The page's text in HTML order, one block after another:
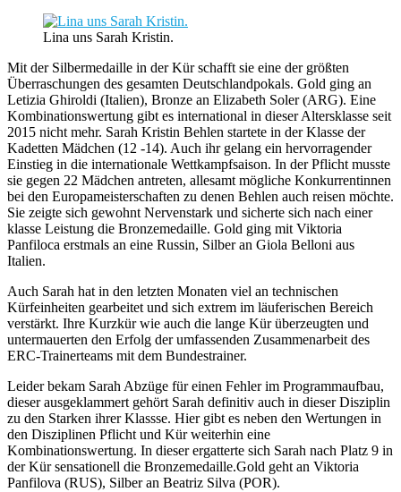
Lina uns Sarah Kristin.
Mit der Silbermedaille in der Kür schafft sie eine der größten
Überraschungen des gesamten Deutschlandpokals. Gold ging an
Letizia Ghiroldi (Italien), Bronze an Elizabeth Soler (ARG). Eine
Kombinationswertung gibt es international in dieser Altersklasse seit
2015 nicht mehr. Sarah Kristin Behlen startete in der Klasse der
Kadetten Mädchen (12 -14). Auch ihr gelang ein hervorragender
Einstieg in die internationale Wettkampfsaison. In der Pflicht musste
sie gegen 22 Mädchen antreten, allesamt mögliche Konkurrentinnen
bei den Europameisterschaften zu denen Behlen auch reisen möchte.
Sie zeigte sich gewohnt Nervenstark und sicherte sich nach einer
klasse Leistung die Bronzemedaille. Gold ging mit Viktoria
Panfiloca erstmals an eine Russin, Silber an Giola Belloni aus
Italien.
Auch Sarah hat in den letzten Monaten viel an technischen
Kürfeinheiten gearbeitet und sich extrem im läuferischen Bereich
verstärkt. Ihre Kurzkür wie auch die lange Kür überzeugten und
untermauerten den Erfolg der umfassenden Zusammenarbeit des
ERC-Trainerteams mit dem Bundestrainer.
Leider bekam Sarah Abzüge für einen Fehler im Programmaufbau,
dieser ausgeklammert gehört Sarah definitiv auch in dieser Disziplin
zu den Starken ihrer Klassse. Hier gibt es neben den Wertungen in
den Disziplinen Pflicht und Kür weiterhin eine
Kombinationswertung. In dieser ergatterte sich Sarah nach Platz 9 in
der Kür sensationell die Bronzemedaille.Gold geht an Viktoria
Panfilova (RUS), Silber an Beatriz Silva (POR).